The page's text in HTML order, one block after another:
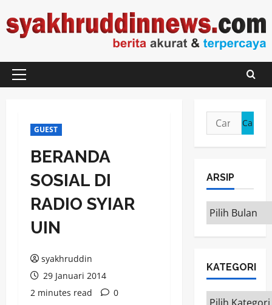
to
content
Primary
GUEST
BERANDA
SOSIAL DI
RADIO SYIAR
UIN
syakhruddin
29 Januari 2014
2 minutes read
0
Cari
untuk:
ARSIP
ARSIP
KATEGORI
Kategori